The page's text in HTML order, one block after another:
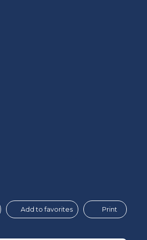
Add to favorites Print